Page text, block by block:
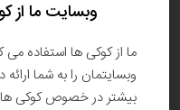
وبسایت ما از
ما از کوکی ها استفاده می
وبسایتمان را به شما
بیشتر در خصوص کوکی ها